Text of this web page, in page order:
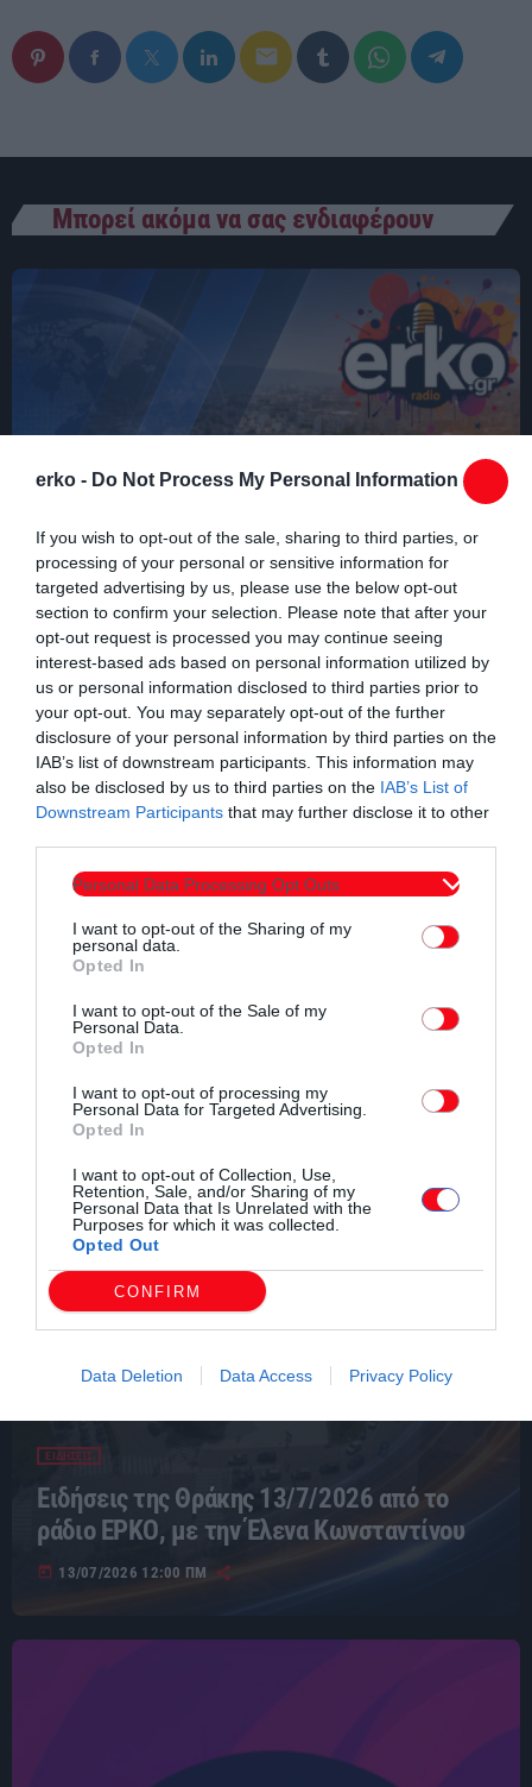
erko - Do Not Process My Personal Information
If you wish to opt-out of the sale, sharing to third parties, or
processing of your personal or sensitive information for
targeted advertising by us, please use the below opt-out
section to confirm your selection. Please note that after your
opt-out request is processed you may continue seeing
interest-based ads based on personal information utilized by
us or personal information disclosed to third parties prior to
your opt-out. You may separately opt-out of the further
disclosure of your personal information by third parties on the
IAB’s list of downstream participants. This information may
also be disclosed by us to third parties on the IAB’s List of
Downstream Participants that may further disclose it to other
Personal Data Processing Opt Outs
I want to opt-out of the Sharing of my
personal data.
Opted In
I want to opt-out of the Sale of my
Personal Data.
Opted In
I want to opt-out of processing my
Personal Data for Targeted Advertising.
Opted In
I want to opt-out of Collection, Use,
Retention, Sale, and/or Sharing of my
Personal Data that Is Unrelated with the
Purposes for which it was collected.
Opted Out
CONFIRM
Data Deletion Data Access Privacy Policy
email
Μπορεί ακόμα να σας ενδιαφέρουν
ΕΙΔΗΣΕΙΣ
Όσα συμβαίνουν σήμερα στην Κομοτηνή & τη
Θράκη | Δελτίο Ειδήσεων – Ράδιο ΕΡΚΟ με
την Έλενα Κωνσταντίνου»
05/08/2026 12:00 ΠΜ
ΕΙΔΗΣΕΙΣ
Ειδήσεις της Θράκης 13/7/2026 από το
ράδιο ΕΡΚΟ, με την Έλενα Κωνσταντίνου
today 13/07/2026 12:00 ΠΜ